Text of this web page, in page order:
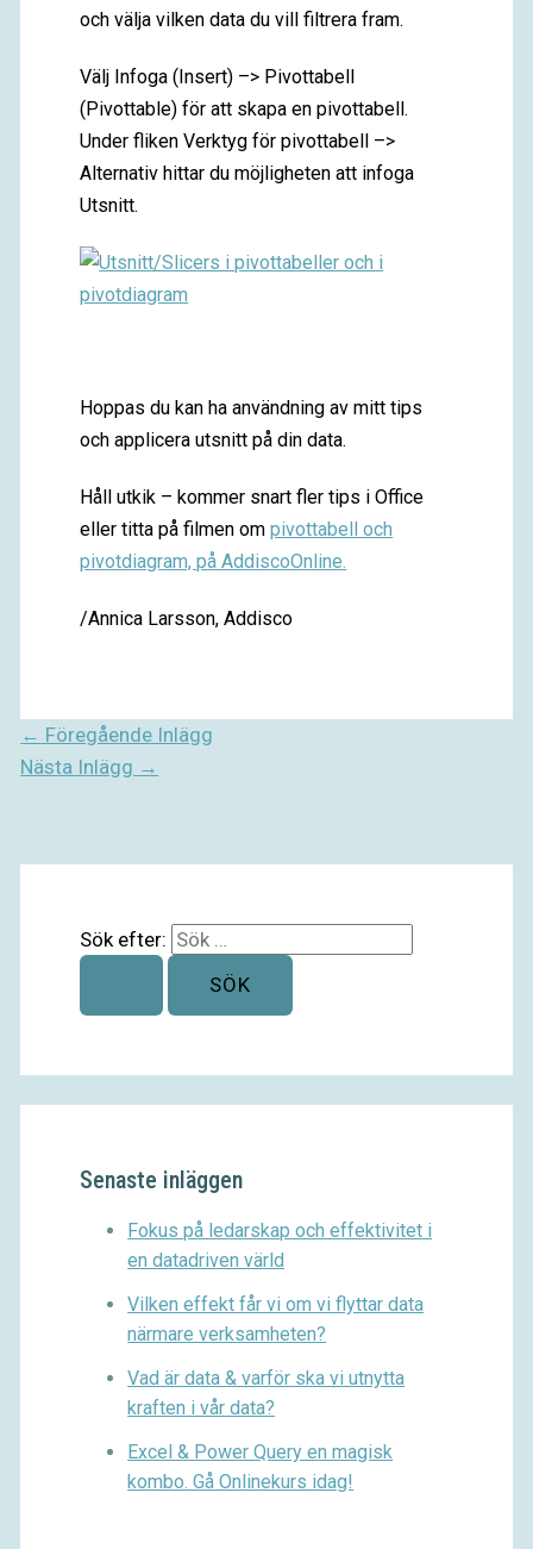
och välja vilken data du vill filtrera fram.
Välj Infoga (Insert) –> Pivottabell
(Pivottable) för att skapa en pivottabell.
Under fliken Verktyg för pivottabell –>
Alternativ hittar du möjligheten att infoga
Utsnitt.
Hoppas du kan ha användning av mitt tips
och applicera utsnitt på din data.
Håll utkik – kommer snart fler tips i Office
eller titta på filmen ompivottabell och
pivotdiagram, på AddiscoOnline.
/Annica Larsson, Addisco
← Föregående Inlägg
Nästa Inlägg →
Sök efter:
Senaste inläggen
Fokus på ledarskap och effektivitet i
en datadriven värld
Vilken effekt får vi om vi flyttar data
närmare verksamheten?
Vad är data & varför ska vi utnytta
kraften i vår data?
Excel & Power Query en magisk
kombo. Gå Onlinekurs idag!